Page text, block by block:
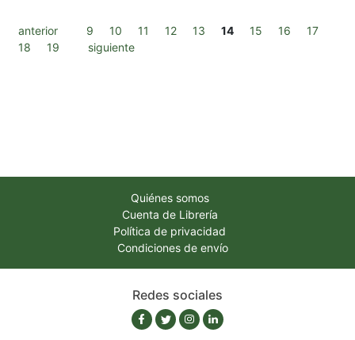
anterior 9 10 11 12 13 14 15 16
17
18
19 siguiente
Quiénes somos
Cuenta de Librería
Política de privacidad
Condiciones de envío
Redes sociales